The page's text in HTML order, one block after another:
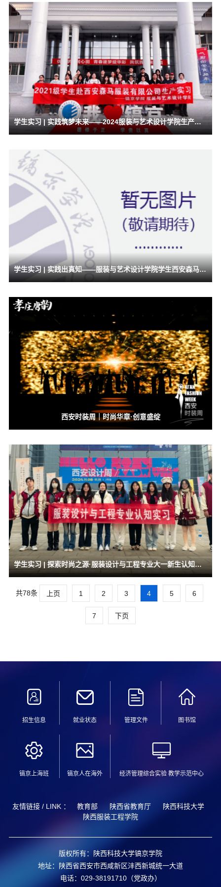
学生实习 | 实践筑梦未来——2024服装与艺术设计学院生产实习圆满落幕
学生实习 | 实践出真知——服装与艺术设计学院学生西安森马集团门店实习纪实
西安时装周｜时尚华章·创意盛绽
学生实习 | 探索时尚之源·服装设计与工程专业大一新生认知实习纪实
共78条 上页 1 2 3 4 5 6
7 下页
招生信息 就业状态 管理文件 图书馆
镐京上海班 镐京人在海外 经济管理综合实验 教学示范中心
友情链接 / LINK ： 教育部 陕西省教育厅
陕西科技大学
陕西服装工程学院
版权所有：陕西科技大学镐京学院
地址：陕西省西安市西咸新区沣西新城统一大道
电话：029-38191710（党政办）